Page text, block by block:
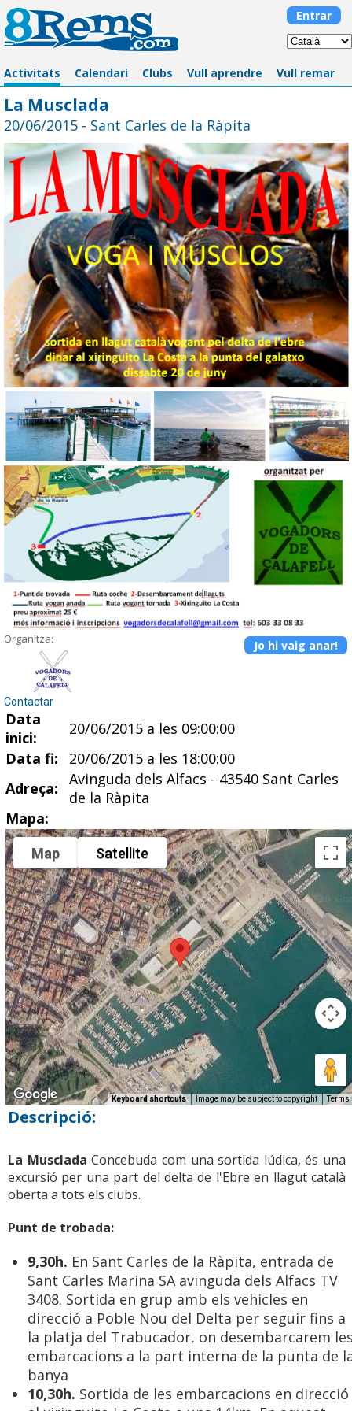
La Musclada
20/06/2015 - Sant Carles de la Ràpita
Organitza:
Contactar
Jo hi vaig anar!
Data
inici:
20/06/2015 a les 09:00:00
Data fi:
20/06/2015 a les 18:00:00
Adreça:
Avinguda dels Alfacs - 43540 Sant Carles
de la Ràpita
Mapa:
Map Satellite
Keyboard shortcuts Image may be subject to copyright Terms
Descripció:
La Musclada Concebuda com una sortida lúdica, és una
excursió per una part del delta de l'Ebre en llagut català
oberta a tots els clubs.
Punt de trobada:
9,30h. En Sant Carles de la Ràpita, entrada de
Sant Carles Marina SA avinguda dels Alfacs TV
3408. Sortida en grup amb els vehicles en
direcció a Poble Nou del Delta per seguir fins a
la platja del Trabucador, on desembarcarem
embarcacions a la part interna de la punta de
banya
10,30h. Sortida de les embarcacions en direcció
Entrar
Activitats Calendari Clubs Vull aprendre Vull remar